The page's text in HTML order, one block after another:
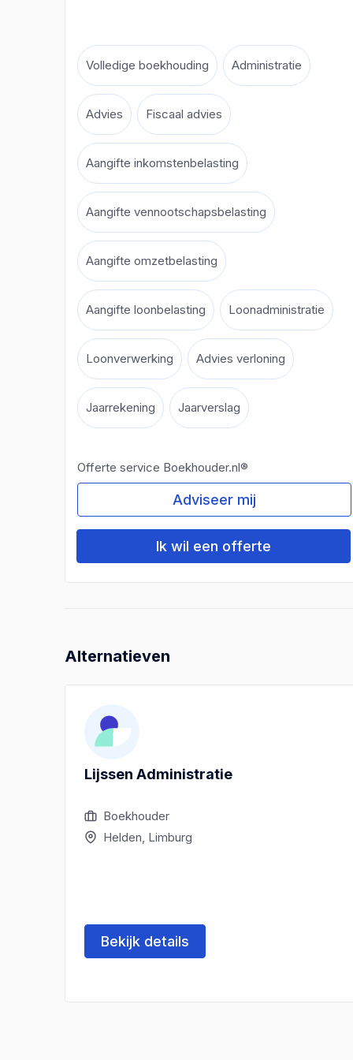
Volledige boekhouding Administratie
Advies Fiscaal advies
Aangifte inkomstenbelasting
Aangifte vennootschapsbelasting
Aangifte omzetbelasting
Aangifte loonbelasting Loonadministratie
Loonverwerking Advies verloning
Jaarrekening Jaarverslag
Offerte service Boekhouder.nl®
Adviseer mij
Ik wil een offerte
Alternatieven
Lijssen Administratie
Boekhouder
Helden, Limburg
Bekijk details